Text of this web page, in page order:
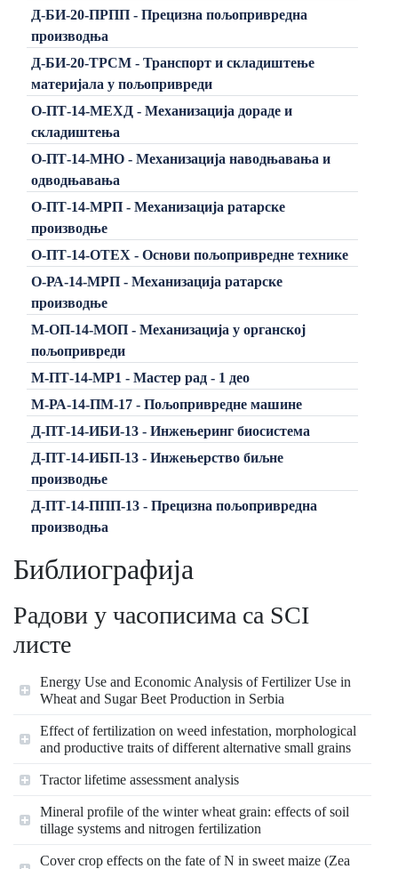
Д-БИ-20-ПРПП - Прецизна пољопривредна
производња
Д-БИ-20-ТРСМ - Транспорт и складиштење
материјала у пољопривреди
О-ПТ-14-МЕХД - Механизација дораде и
складиштења
О-ПТ-14-МНО - Механизација наводњавања и
одводњавања
О-ПТ-14-МРП - Механизација ратарске
производње
О-ПТ-14-ОТЕХ - Основи пољопривредне технике
О-РА-14-МРП - Механизација ратарске
производње
М-ОП-14-МОП - Механизација у органској
пољопривреди
М-ПТ-14-МР1 - Мастер рад - 1 део
М-РА-14-ПМ-17 - Пољопривредне машине
Д-ПТ-14-ИБИ-13 - Инжењеринг биосистема
Д-ПТ-14-ИБП-13 - Инжењерство биљне
производње
Д-ПТ-14-ППП-13 - Прецизна пољопривредна
производња
Библиографија
Радови у часописима са SCI
листе
Energy Use and Economic Analysis of Fertilizer Use in
Wheat and Sugar Beet Production in Serbia
Effect of fertilization on weed infestation, morphological
and productive traits of different alternative small grains
Тractor lifetime assessment analysis
Mineral profile of the winter wheat grain: effects of soil
tillage systems and nitrogen fertilization
Cover crop effects on the fate of N in sweet maize (Zea